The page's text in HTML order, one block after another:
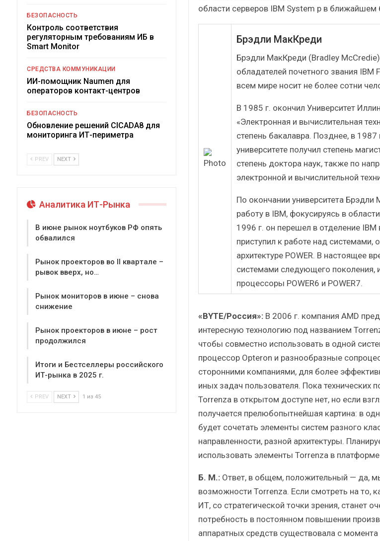
области серверов IBM System p в
Брэдли МакКреди
Брэдли МакКреди (Bradley
обладателей почетного звания IBM
всем мире носит не более сотни
В 1985 г. окончил Университет
«Электронная и вычислительная
степень бакалавра. Позднее, в 1987
университете получил степень
степень доктора наук, также по
электронной и вычислительной
По окончании университета Брэдли
работу в IBM, фокусируясь в
1996 г. он перешел в отделение IBM
приступил к работе над системами,
архитектуре POWER. В настоящее
системами следующего
процессоры POWER6 и POWER7.
«BYTE/Россия»:В 2006 г. компания AMD
интересную технологию под названием
чтобы совместно использовать в одной
процессор Opteron и разнообразные
сторонними компаниями, для более
иных задач пользователя. Пока технических
Torrenza в открытом доступе нет, но если
получается прелюбопытнейшая картина: в
будет сочетать элементы систем разного
направленности, разной архитектуры.
использовать элементы Torrenza в
Б. М.:Ответ, в общем, положительный — да,
возможности Torrenza. Если смотреть на то,
ИТ, со стратегической точки зрения, станет
потребность в постоянном повышении
аппаратных средств существовала с
БЕЗОПАСНОСТЬ
Контроль соответствия
регуляторным требованиям ИБ в
Smart Monitor
СРЕДСТВА КОММУНИКАЦИИ
ИИ-помощник Naumen для
операторов контакт-центров
БЕЗОПАСНОСТЬ
Обновление решений CICADA8 для
мониторинга ИТ-периметра
PREV NEXT
Аналитика ИТ-Рынка
В июне рынок ноутбуков РФ опять
обвалился
Рынок проекторов во II квартале –
рывок вверх, но…
Рынок мониторов в июне – снова
снижение
Рынок проекторов в июне – рост
продолжился
Итоги и Бестселлеры российского
ИТ-рынка в 2025 г.
PREV NEXT 1 из 45